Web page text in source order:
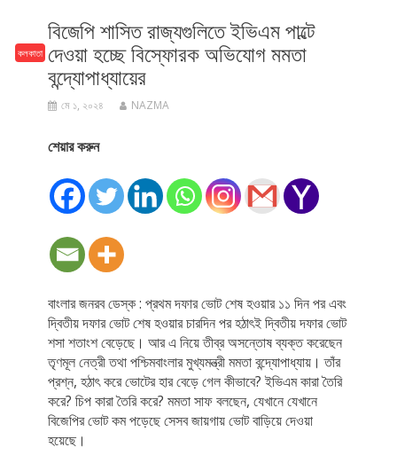
কলকাতা
বিজেপি শাসিত রাজ্যগুলিতে ইভিএম পাল্টে
দেওয়া হচ্ছে বিস্ফোরক অভিযোগ মমতা
বন্দ্যোপাধ্যায়ের
মে ১, ২০২৪ NAZMA
শেয়ার করুন
বাংলার জনরব ডেস্ক : প্রথম দফার ভোট শেষ হওয়ার ১১ দিন পর এবং
দ্বিতীয় দফার ভোট শেষ হওয়ার চারদিন পর হঠাৎই দ্বিতীয় দফার ভোট
শসা শতাংশ বেড়েছে। আর এ নিয়ে তীব্র অসন্তোষ ব্যক্ত করেছেন
তৃণমূল নেত্রী তথা পশ্চিমবাংলার মুখ্যমন্ত্রী মমতা বন্দ্যোপাধ্যায়। তাঁর
প্রশ্ন, হঠাৎ করে ভোটের হার বেড়ে গেল কীভাবে? ইভিএম কারা তৈরি
করে? চিপ কারা তৈরি করে? মমতা সাফ বলছেন, যেখানে যেখানে
বিজেপির ভোট কম পড়েছে সেসব জায়গায় ভোট বাড়িয়ে দেওয়া
হয়েছে।